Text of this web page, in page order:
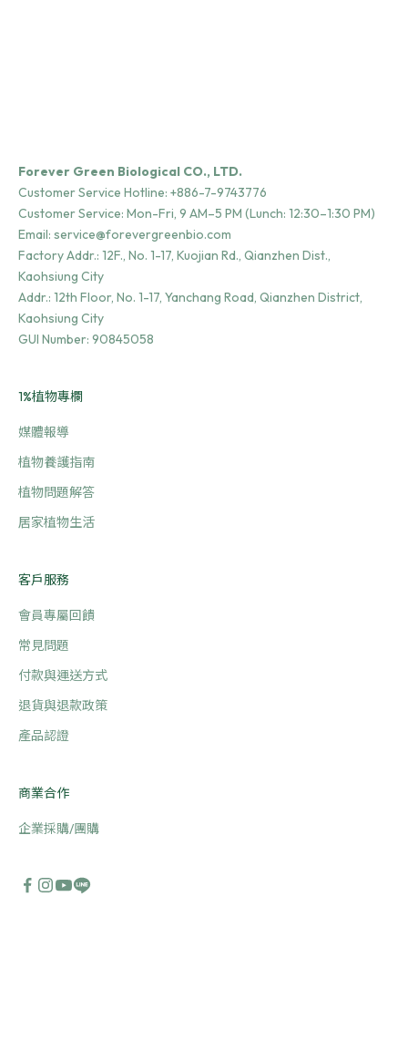
Forever Green Biological CO., LTD.
Customer Service Hotline: +886-7-9743776
Customer Service: Mon-Fri, 9 AM–5 PM (Lunch: 12:30–1:30 PM)
Email: service@forevergreenbio.com
Factory Addr.: 12F., No. 1-17, Kuojian Rd., Qianzhen Dist.,
Kaohsiung City
Addr.: 12th Floor, No. 1-17, Yanchang Road, Qianzhen District,
Kaohsiung City
GUI Number: 90845058
1%植物專欄
媒體報導
植物養護指南
植物問題解答
居家植物生活
客戶服務
會員專屬回饋
常見問題
付款與運送方式
退貨與退款政策
產品認證
商業合作
企業採購/團購